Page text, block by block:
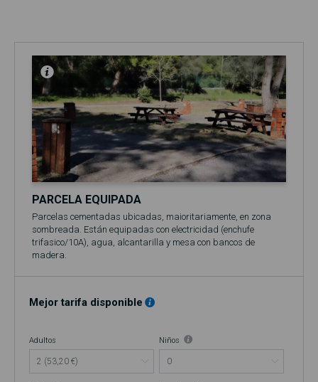
PARCELA EQUIPADA
Parcelas cementadas ubicadas, maioritariamente, en zona
sombreada. Están equipadas con electricidad (enchufe
trifasico/10A), agua, alcantarilla y mesa con bancos de
madera.
el 1 de junio y el 30 de septiembre)!
Mejor tarifa disponible
Adultos Niños